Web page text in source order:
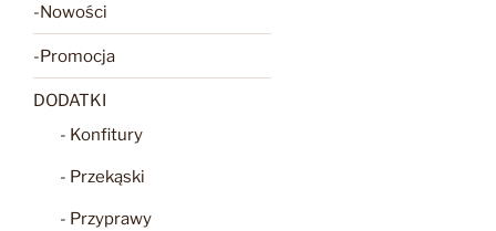
-Nowości
-Promocja
DODATKI
- Konfitury
- Przekąski
- Przyprawy